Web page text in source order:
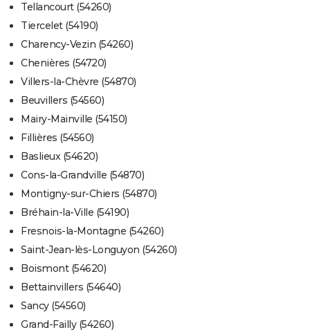
Tellancourt (54260)
Tiercelet (54190)
Charency-Vezin (54260)
Chenières (54720)
Villers-la-Chèvre (54870)
Beuvillers (54560)
Mairy-Mainville (54150)
Fillières (54560)
Baslieux (54620)
Cons-la-Grandville (54870)
Montigny-sur-Chiers (54870)
Bréhain-la-Ville (54190)
Fresnois-la-Montagne (54260)
Saint-Jean-lès-Longuyon (54260)
Boismont (54620)
Bettainvillers (54640)
Sancy (54560)
Grand-Failly (54260)